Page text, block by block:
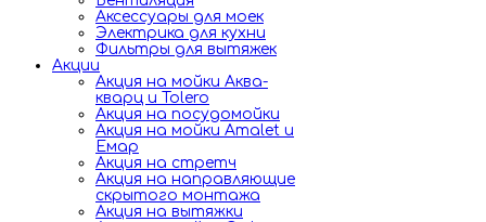
Аксессуары для моек
Электрика для кухни
Фильтры для вытяжек
Акции
Акция на мойки Аква-
кварц и Tolero
Акция на посудомойки
Акция на мойки Amalet и
Емар
Акция на стретч
Акция на направляющие
скрытого монтажа
Акция на вытяжки